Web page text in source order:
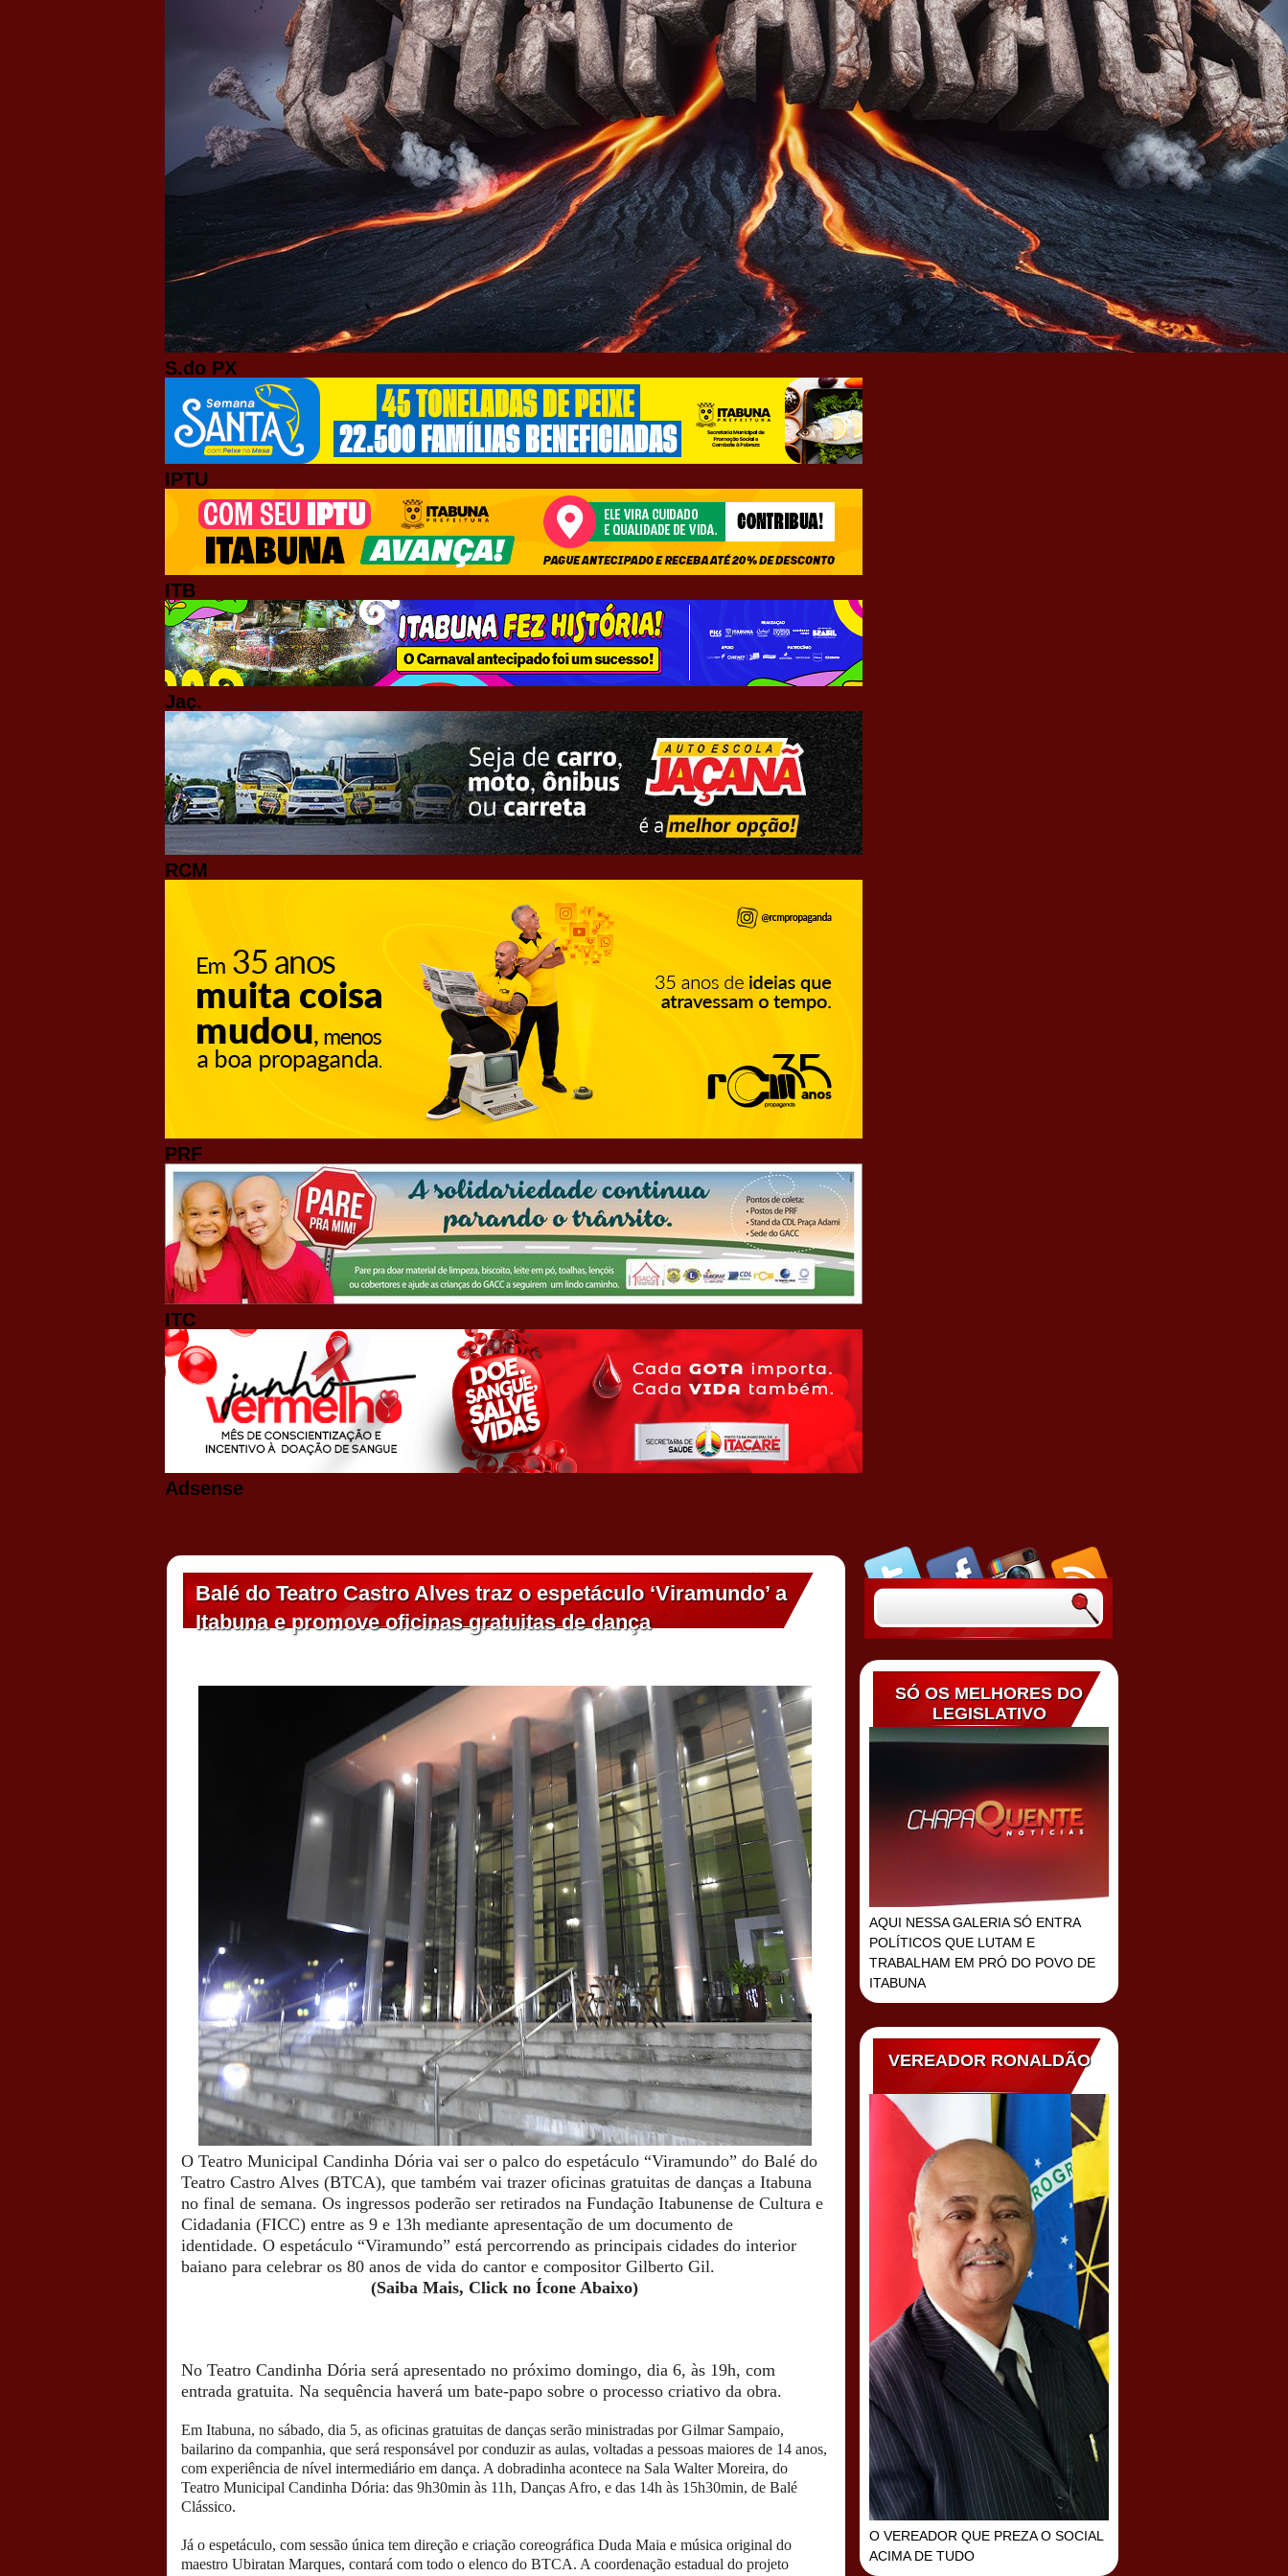
S.do PX
IPTU
ITB
Jaç.
RCM
PRF
ITC
Adsense
Balé do Teatro Castro Alves traz o espetáculo ‘Viramundo’ a
Itabuna e promove oficinas gratuitas de dança
O Teatro Municipal Candinha Dória vai ser o palco do espetáculo “Viramundo” do Balé do
Teatro Castro Alves (BTCA), que também vai trazer oficinas gratuitas de danças a Itabuna
no final de semana. Os ingressos poderão ser retirados na Fundação Itabunense de Cultura e
Cidadania (FICC) entre as 9 e 13h mediante apresentação de um documento de
identidade. O espetáculo “Viramundo” está percorrendo as principais cidades do interior
baiano para celebrar os 80 anos de vida do cantor e compositor Gilberto Gil.
(Saiba Mais, Click no Ícone Abaixo)
No Teatro Candinha Dória será apresentado no próximo domingo, dia 6, às 19h, com
entrada gratuita. Na sequência haverá um bate-papo sobre o processo criativo da obra.
Em Itabuna, no sábado, dia 5, as oficinas gratuitas de danças serão ministradas por Gilmar Sampaio,
bailarino da companhia, que será responsável por conduzir as aulas, voltadas a pessoas maiores de 14 anos,
com experiência de nível intermediário em dança. A dobradinha acontece na Sala Walter Moreira, do
Teatro Municipal Candinha Dória: das 9h30min às 11h, Danças Afro, e das 14h às 15h30min, de Balé
Clássico.
Já o espetáculo, com sessão única tem direção e criação coreográfica Duda Maia e música original do
maestro Ubiratan Marques, contará com todo o elenco do BTCA. A coordenação estadual do projeto
SÓ OS MELHORES DO
LEGISLATIVO
AQUI NESSA GALERIA SÓ ENTRA
POLÍTICOS QUE LUTAM E
TRABALHAM EM PRÓ DO POVO DE
ITABUNA
VEREADOR RONALDÃO
O VEREADOR QUE PREZA O SOCIAL
ACIMA DE TUDO